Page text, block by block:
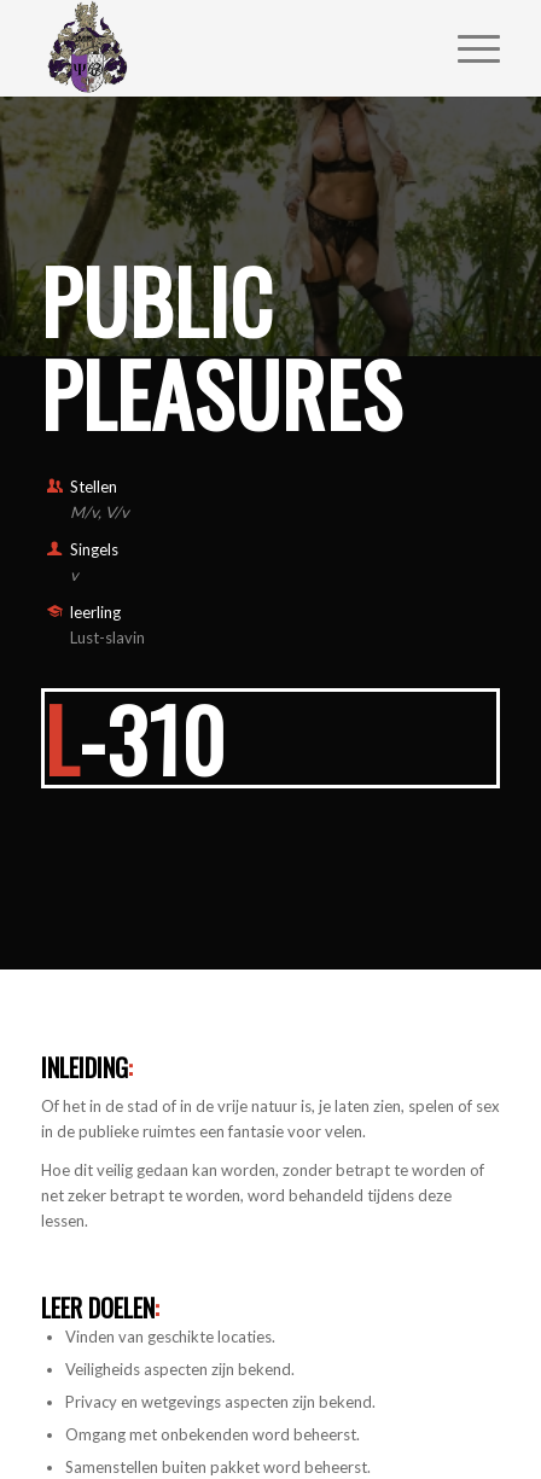
PUBLIC
PLEASURES
Stellen
M/v, V/v
Singels
v
leerling
Lust-slavin
L-310
INLEIDING:
Of het in de stad of in de vrije natuur is, je laten zien, spelen of sex
in de publieke ruimtes een fantasie voor velen.
Hoe dit veilig gedaan kan worden, zonder betrapt te worden of
net zeker betrapt te worden, word behandeld tijdens deze
lessen.
LEER DOELEN:
Vinden van geschikte locaties.
Veiligheids aspecten zijn bekend.
Privacy en wetgevings aspecten zijn bekend.
Omgang met onbekenden word beheerst.
Samenstellen buiten pakket word beheerst.